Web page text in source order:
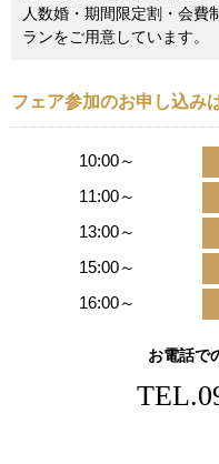
人数婚・期間限定割・会費
ランをご用意しています。
フェア参加のお申し込み
10:00～
11:00～
13:00～
15:00～
16:00～
お電話で
TEL.